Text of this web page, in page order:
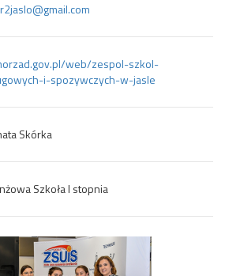
web/zespol-szkol-
i-spozywczych-w-jasle
Skórka
Szkoła I stopnia